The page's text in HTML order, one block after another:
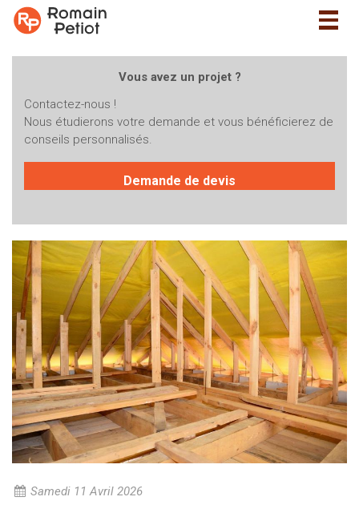
Vous avez un projet ?
Contactez-nous !
Nous étudierons votre demande et vous bénéficierez de
conseils personnalisés.
Demande de devis
Samedi 11 Avril 2026